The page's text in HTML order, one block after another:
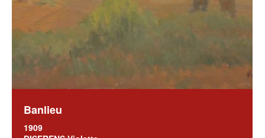
Banlieu
1909